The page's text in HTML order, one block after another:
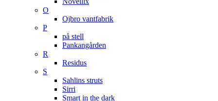
O
Ojbro vantfabrik
P
på stell
Pankangården
R
Residus
S
Sahlins struts
Sirri
Smart in the dark